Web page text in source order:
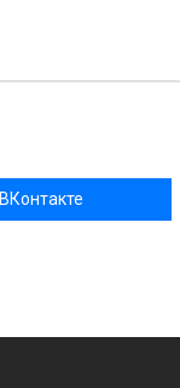
ВКонтакте